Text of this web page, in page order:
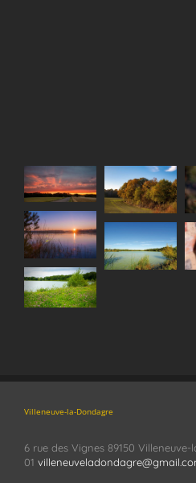
à Villeneuve
Automne à
Villeneuve
L’étang
communal
soleil d’hiver
L’étang
Balade à
Villeneuve-la-Dondagre
6 rue des Vignes 89150
01